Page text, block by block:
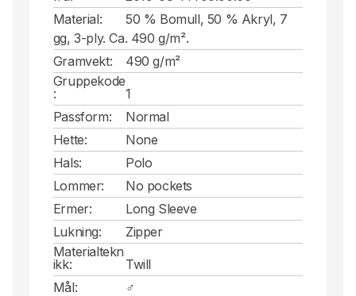
Material:
50 % Bomull, 50 % Akryl, 7
gg, 3-ply. Ca. 490 g/m².
Gramvekt:
490 g/m²
Gruppekode
:
1
Passform:
Normal
Hette:
None
Hals:
Polo
Lommer:
No pockets
Ermer:
Long Sleeve
Lukning:
Zipper
Materialtekn
ikk:
Twill
Mål:
♂